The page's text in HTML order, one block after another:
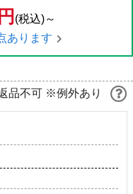
(税込)～
あります
品不可 ※例外あり